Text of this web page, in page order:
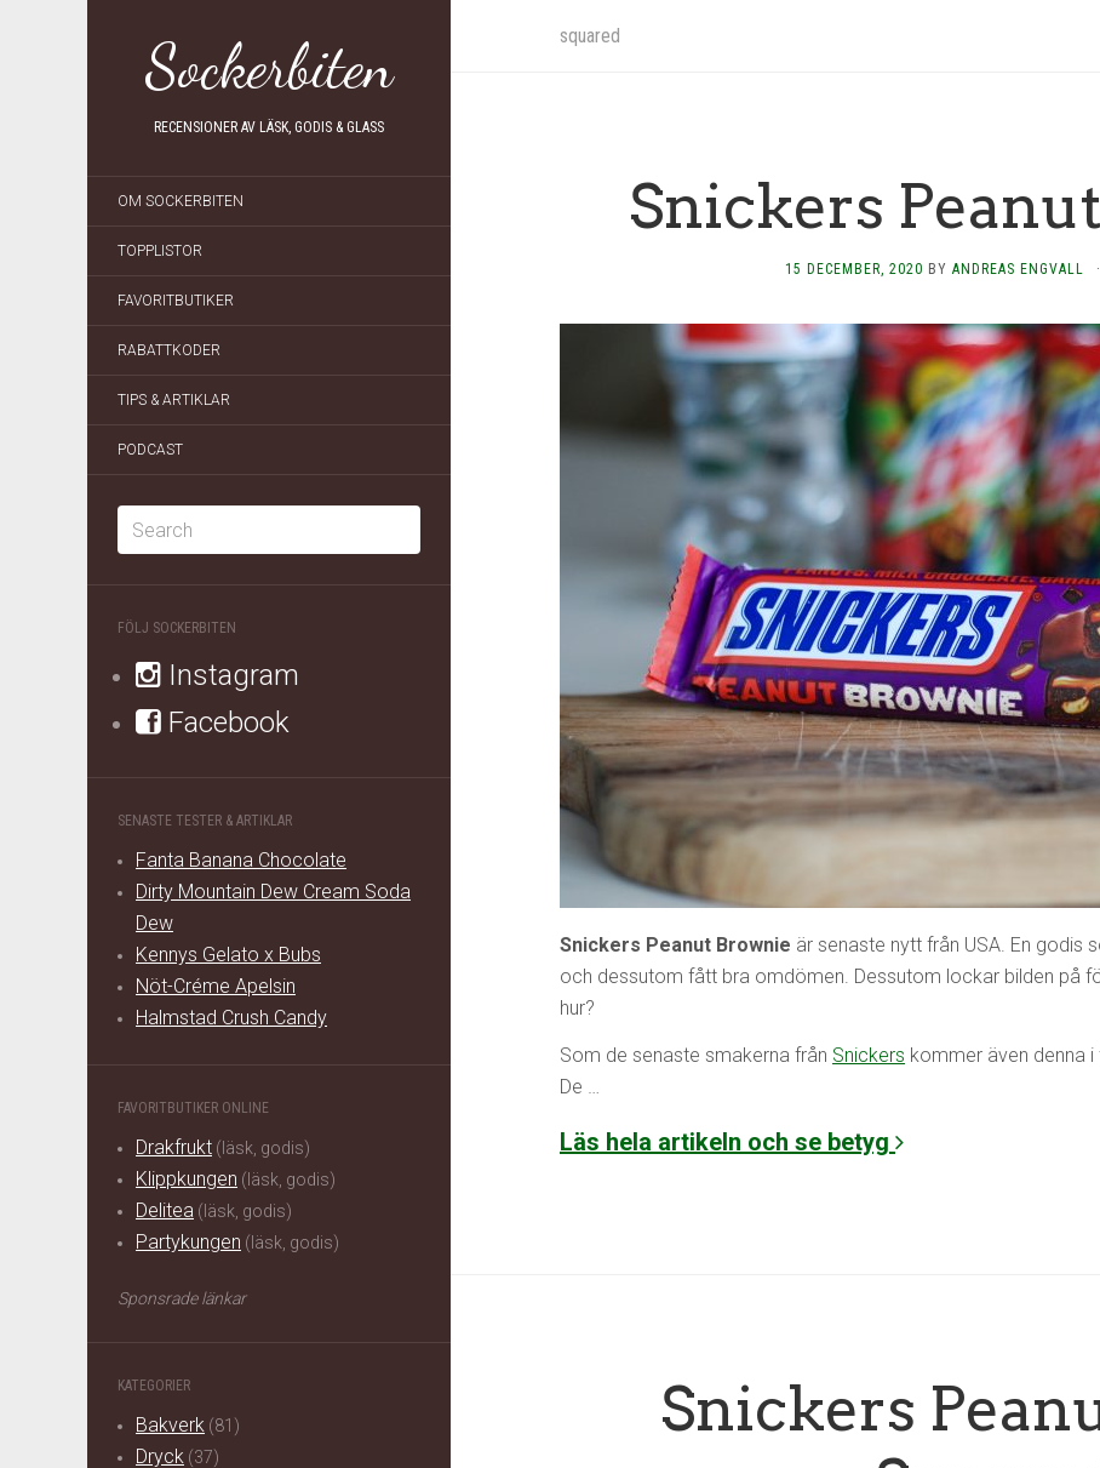
Sockerbiten
RECENSIONER AV LÄSK, GODIS & GLASS
OM SOCKERBITEN
TOPPLISTOR
FAVORITBUTIKER
RABATTKODER
TIPS & ARTIKLAR
PODCAST
FÖLJ SOCKERBITEN
Instagram
Facebook
SENASTE TESTER & ARTIKLAR
Fanta Banana Chocolate
Dirty Mountain Dew Cream Soda
Dew
Kennys Gelato x Bubs
Nöt-Créme Apelsin
Halmstad Crush Candy
FAVORITBUTIKER ONLINE
Drakfrukt (läsk, godis)
Klippkungen (läsk, godis)
Delitea (läsk, godis)
Partykungen (läsk, godis)
Sponsrade länkar
KATEGORIER
Bakverk (81)
Dryck (37)
squared
Snickers
15 DECEMBER, 2020 BY ANDREAS ENGVALL ·
Snickers Peanut Brownie är senaste nytt från USA. En godis
och dessutom fått bra omdömen. Dessutom lockar bilden på
hur?
Som de senaste smakerna från Snickers kommer även denna
De …
Läs hela artikeln och se betyg
Snickers